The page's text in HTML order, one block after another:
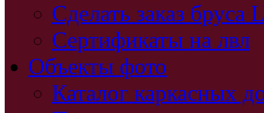
Сделать заказ бруса
Сертификаты на лвл
Объекты фото
Каталог каркасных